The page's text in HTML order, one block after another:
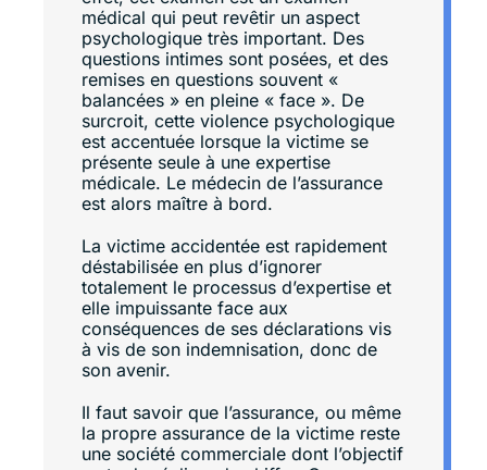
médical qui peut revêtir un aspect
psychologique très important. Des
questions intimes sont posées, et des
remises en questions souvent «
balancées » en pleine « face ». De
surcroit, cette violence psychologique
est accentuée lorsque la victime se
présente seule à une expertise
médicale. Le médecin de l’assurance
est alors maître à bord.
La victime accidentée est rapidement
déstabilisée en plus d’ignorer
totalement le processus d’expertise et
elle impuissante face aux
conséquences de ses déclarations vis
à vis de son indemnisation, donc de
son avenir.
Il faut savoir que l’assurance, ou même
la propre assurance de la victime reste
une société commerciale dont l’objectif